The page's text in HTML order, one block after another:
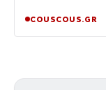
COUSCOUS.GR